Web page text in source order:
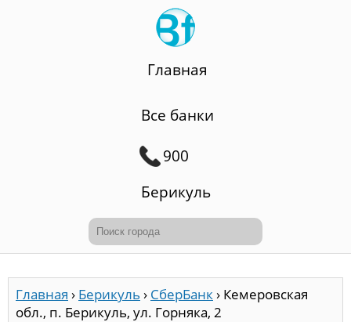
Главная
Все банки
900
Берикуль
Главная › Берикуль › СберБанк› Кемеровская
обл., п. Берикуль, ул. Горняка, 2